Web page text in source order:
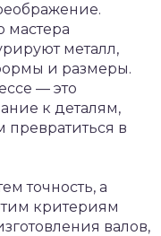
мастера
металл,
и размеры.
— это
к деталям,
превратиться в
точность, а
критериям
валов,